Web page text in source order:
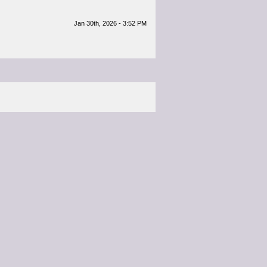
Jan 30th, 2026 - 3:52 PM